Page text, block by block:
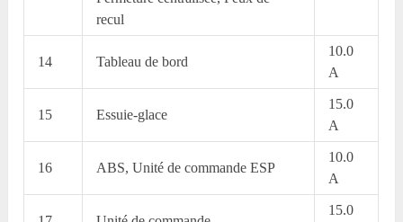
recul
14 Tableau de bord
10.0
A
15 Essuie-glace
15.0
A
16 ABS, Unité de commande ESP
10.0
A
15.0